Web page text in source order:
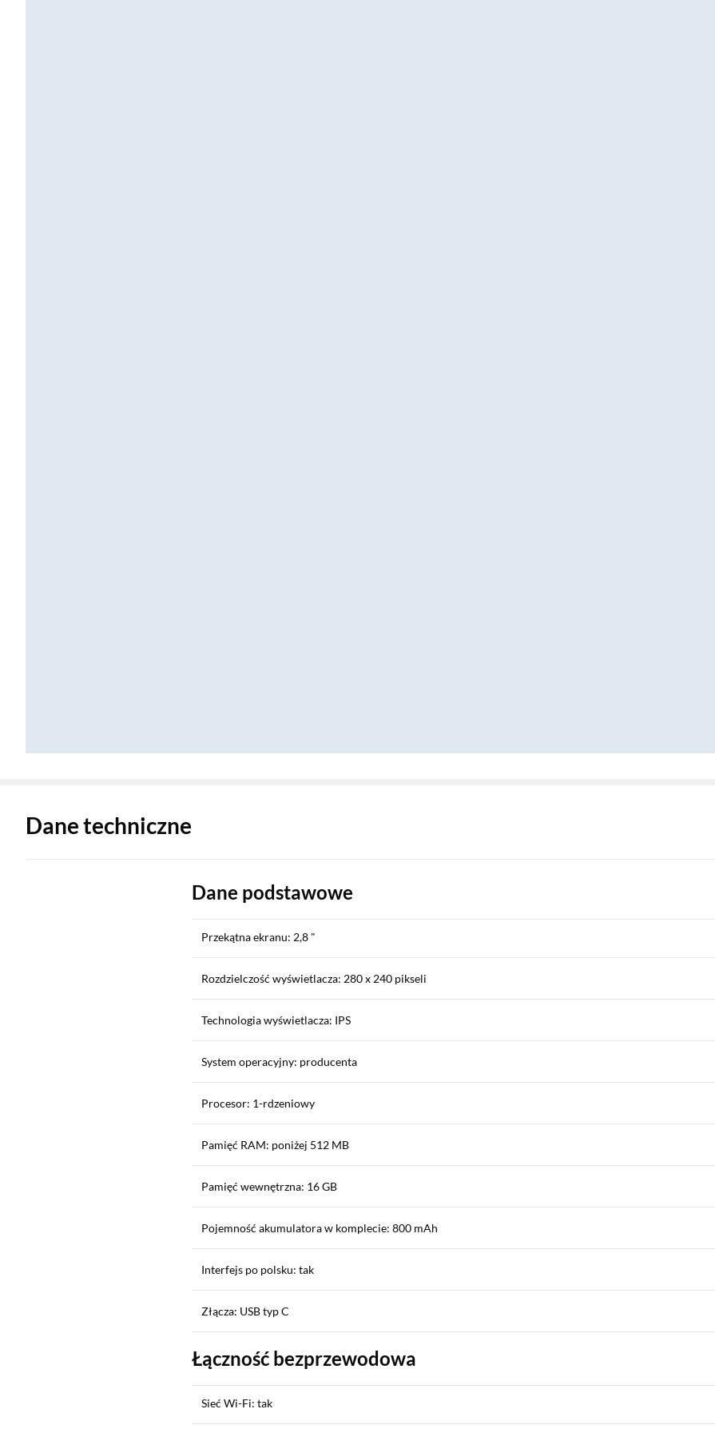
Dane techniczne
Dane podstawowe
Przekątna ekranu: 2,8 "
Rozdzielczość wyświetlacza: 280 x 240 pikseli
Technologia wyświetlacza: IPS
System operacyjny: producenta
Procesor: 1-rdzeniowy
Pamięć RAM: poniżej 512 MB
Pamięć wewnętrzna: 16 GB
Pojemność akumulatora w komplecie: 800 mAh
Interfejs po polsku: tak
Złącza: USB typ C
Łączność bezprzewodowa
Sieć Wi-Fi: tak